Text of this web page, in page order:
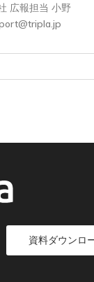
広報担当 小野
資料ダウンロ